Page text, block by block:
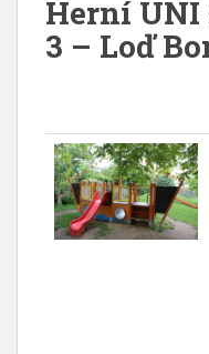
Herní UNI
3 – Loď